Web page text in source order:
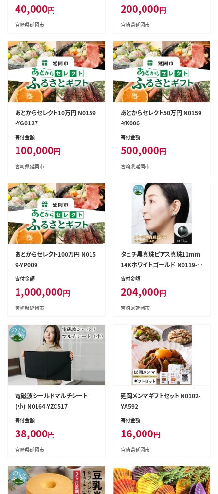
40,000円
宮崎県延岡市
200,000円
宮崎県延岡市
あとからセレクト10万円 N0159
-YG0127
寄付金額
100,000円
宮崎県延岡市
あとからセレクト50万円 N0159
-YK006
寄付金額
500,000円
宮崎県延岡市
あとからセレクト100万円 N015
9-YP009
寄付金額
1,000,000円
宮崎県延岡市
タヒチ黒真珠ピアス真珠11mm
14Kホワイトゴールド N0119-Y
ZG0133
寄付金額
204,000円
宮崎県延岡市
電磁波シールドマルチシート
(小) N0164-YZC517
寄付金額
38,000円
宮崎県延岡市
延岡メンマギフトセット N0102-
YA592
寄付金額
16,000円
宮崎県延岡市